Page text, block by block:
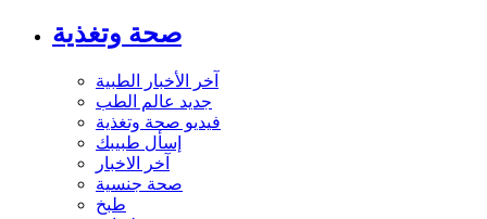
صحة وتغذية
آخر الأخبار الطبية
جديد عالم الطب
فيديو صحة وتغذية
إسأل طبيبك
آخر الاخبار
صحة جنسية
طبخ